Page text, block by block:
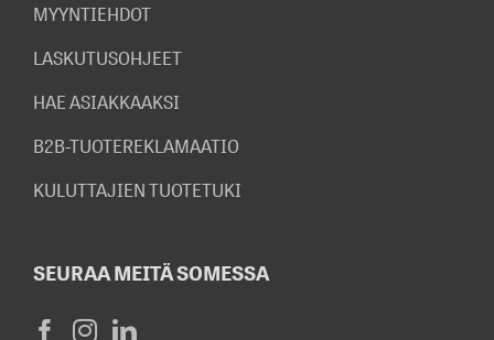
MYYNTIEHDOT
LASKUTUSOHJEET
HAE ASIAKKAAKSI
B2B-TUOTEREKLAMAATIO
KULUTTAJIEN TUOTETUKI
SEURAA MEITÄ SOMESSA